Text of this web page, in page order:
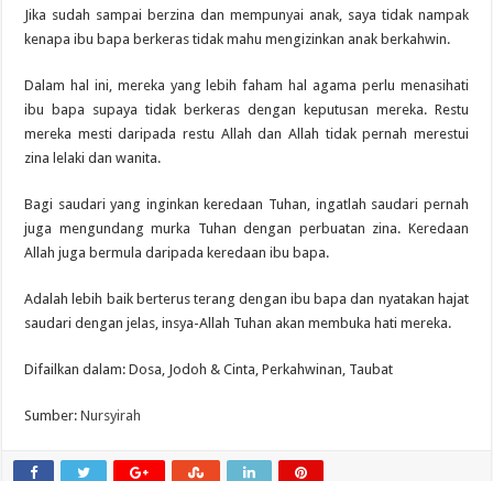
Jika sudah sampai berzina dan mempunyai anak, saya tidak nampak
kenapa ibu bapa berkeras tidak mahu mengizinkan anak berkahwin.
Dalam hal ini, mereka yang lebih faham hal agama perlu menasihati
ibu bapa supaya tidak berkeras dengan keputusan mereka. Restu
mereka mesti daripada restu Allah dan Allah tidak pernah merestui
zina lelaki dan wanita.
Bagi saudari yang inginkan keredaan Tuhan, ingatlah saudari pernah
juga mengundang murka Tuhan dengan perbuatan zina. Keredaan
Allah juga bermula daripada keredaan ibu bapa.
Adalah lebih baik berterus terang dengan ibu bapa dan nyatakan hajat
saudari dengan jelas, insya-Allah Tuhan akan membuka hati mereka.
Difailkan dalam: Dosa, Jodoh & Cinta, Perkahwinan, Taubat
Sumber:Nursyirah